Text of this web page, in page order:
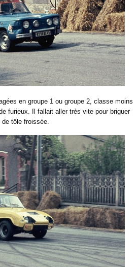
en groupe 1 ou groupe 2, classe moins
furieux. Il fallait aller très vite pour briguer
tôle froissée.